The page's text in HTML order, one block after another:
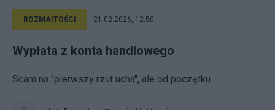
ROZMAITOŚCI 21.02.2026, 12:50
Wypłata z konta handlowego
Scam na "pierwszy rzut ucha", ale od początku.